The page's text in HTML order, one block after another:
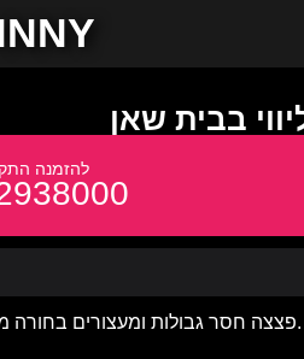
בבית שאן
פצצה חסר גבולות ומעצורים בחורהפינוק עוצמתי.